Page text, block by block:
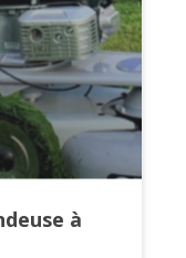
à